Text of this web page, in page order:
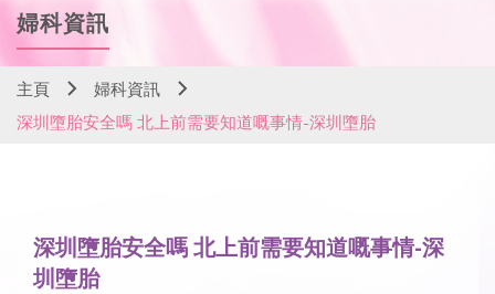
婦科資訊
主頁
婦科資訊
深圳墮胎安全嗎 北上前需要知道嘅事情-深圳墮胎
深圳墮胎安全嗎 北上前需要知道嘅事情-深
圳墮胎